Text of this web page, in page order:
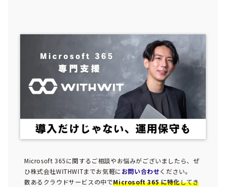
Microsoft 365に関するご相談やお悩みがございましたら、ぜ
ひ株式会社WITHWITまでお気軽に お問い合わせください。
数あるクラウドサービスの中でMicrosoft 365 に特化してき